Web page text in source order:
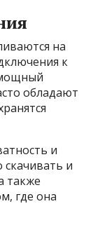
на
к
обладают
и
скачивать и
также
где она